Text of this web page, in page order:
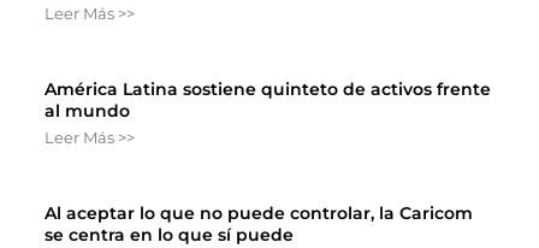
Leer Más >>
América Latina sostiene quinteto de activos frente
al mundo
Leer Más >>
Al aceptar lo que no puede controlar, la Caricom
se centra en lo que sí puede